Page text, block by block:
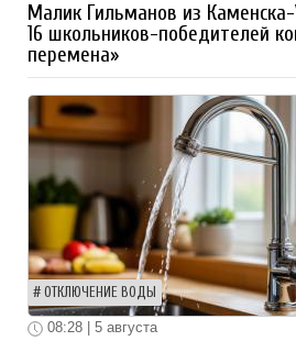
Малик Гильманов из Каменска-
16 школьников-победителей
перемена»
ОТКЛЮЧЕНИЕ ВОДЫ
08:28 | 5 августа